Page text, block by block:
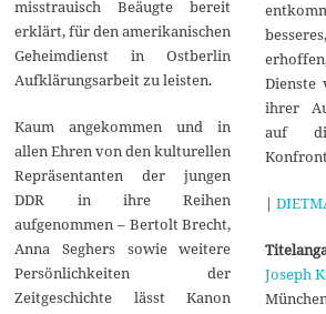
misstrauisch Beäugte bereit
erklärt, für den amerikanischen
Geheimdienst in Ostberlin
Aufklärungsarbeit zu leisten.
Kaum angekommen und in
allen Ehren von den kulturellen
Repräsentanten der jungen
DDR in ihre Reihen
aufgenommen – Bertolt Brecht,
Anna Seghers sowie weitere
Persönlichkeiten der
Zeitgeschichte lässt Kanon
Dienste
ihrer
auf
|
Joseph